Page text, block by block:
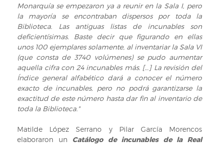
Monarquía se empezaron ya a reunir en la Sala I, pero
la mayoría se encontraban dispersos por toda la
Biblioteca. Las antiguas listas de incunables son
deficientísimas. Baste decir que figurando en ellas
unos 100 ejemplares solamente, al inventariar la Sala VI
(que consta de 3740 volúmenes) se pudo aumentar
aquella cifra con 24 incunables más. […] La revisión del
Índice general alfabético dará a conocer el número
exacto de incunables, pero no podrá garantizarse la
exactitud de este número hasta dar fin al inventario de
toda la Biblioteca."
Matilde López Serrano y Pilar García Morencos
elaboraron un Catálogo de incunables de la Real